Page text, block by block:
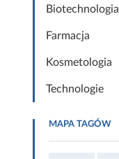
Biotechnologia
Farmacja
Kosmetologia
Technologie
MAPA TAGÓW